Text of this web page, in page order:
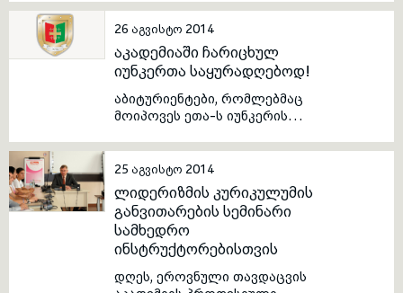
საინფორმაციო შეხვედრა
გაიმართა. შეხვედრაზე
იუნკერებს საშუალება მიეცათ
გაცნობოდნენ აკადემიის
ისტორიას, სასწავლო
პროცესისა და საცხოვრებელი
პირობების შესახებ დეტალურ
ინფორმაციასა და უმაღლეს
სამხედრო სასწავლებელში
26 აგვისტო 2014
აკადემიაში ჩარიცხულ
იუნკერთა საყურადღებოდ!
აბიტურიენტები, რომლებმაც
მოიპოვეს ეთა-ს იუნკერის
სექტემბერს 11:00 საათზე უნდა
გამოცხადდნენ დავით
აღმაშენებლის სახელობის
საქართველოს ეროვნულ
თავდაცვის აკადემიაში, სადაც
გაიმართება საინფორმაციო
სახის შეხვედრა.
25 აგვისტო 2014
ლიდერიზმის კურიკულუმის
განვითარების სემინარი
სამხედრო
ინსტრუქტორებისთვის
დღეს, ეროვნული თავდაცვის